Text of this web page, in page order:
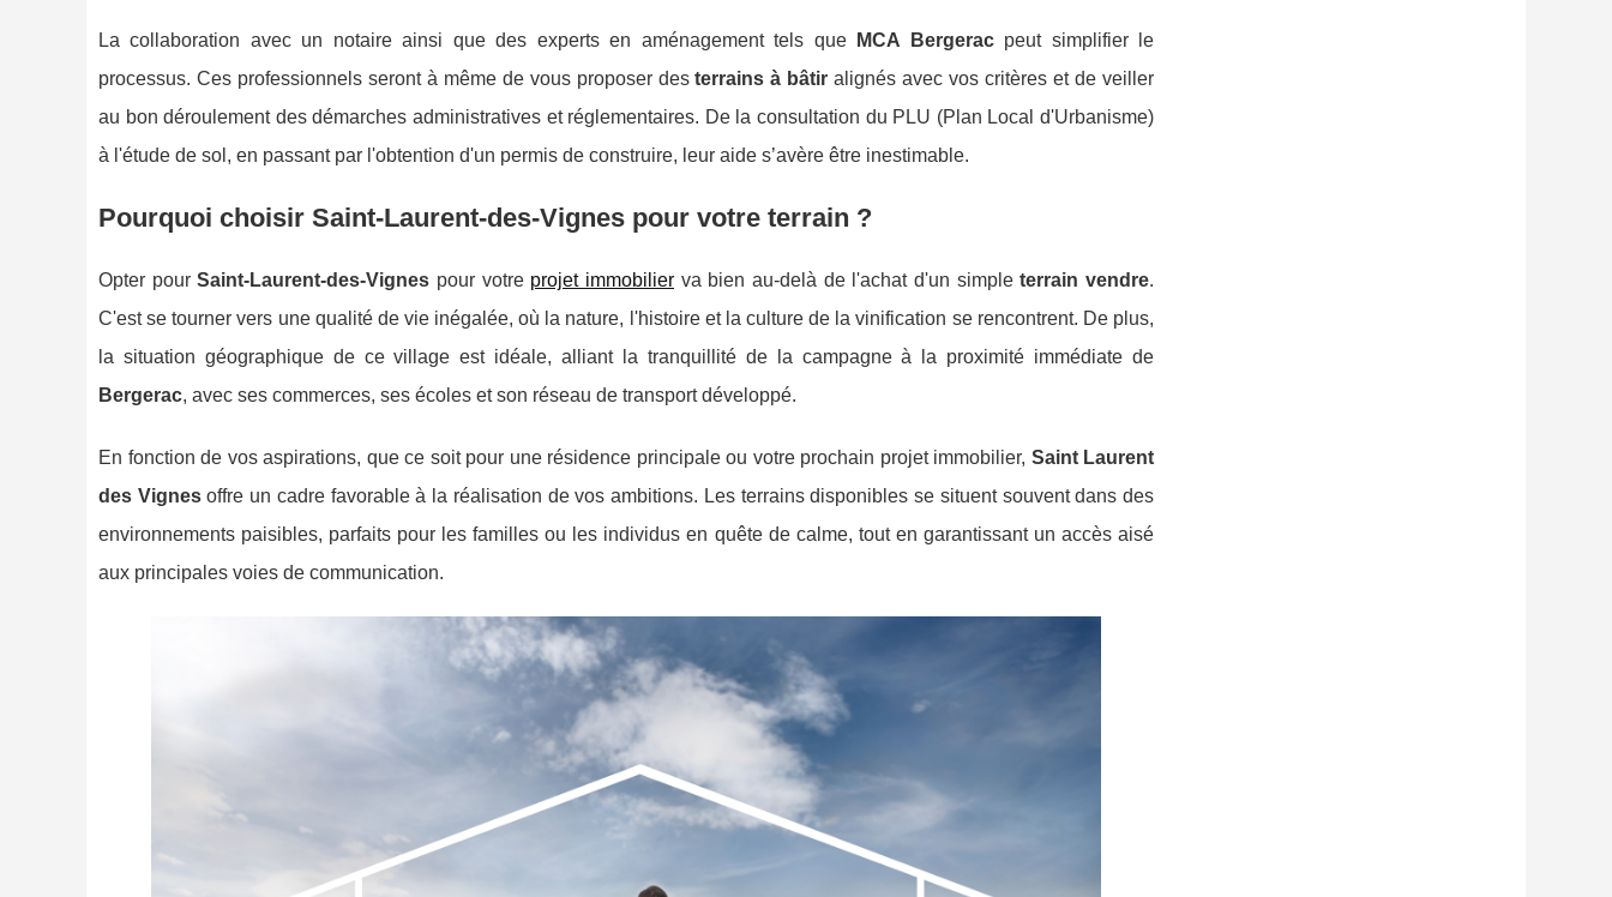
La collaboration avec un notaire ainsi que des experts en aménagement tels que MCA Bergeracpeut simplifier le
processus. Ces professionnels seront à même de vous proposer desterrains à bâtir alignés avec vos critères et de veiller
au bon déroulement des démarches administratives et réglementaires. De la consultation du PLU (Plan Local d'Urbanisme)
à l'étude de sol, en passant par l'obtention d'un permis de construire, leur aide s’avère être inestimable.
Pourquoi choisir Saint-Laurent-des-Vignes pour votre terrain ?
Opter pourSaint-Laurent-des-Vignes pour votre projet immobilier va bien au-delà de l'achat d'un simpleterrain vendre.
C'est se tourner vers une qualité de vie inégalée, où la nature, l'histoire et la culture de la vinification se rencontrent. De plus,
la situation géographique de ce village est idéale, alliant la tranquillité de la campagne à la proximité immédiate de
Bergerac, avec ses commerces, ses écoles et son réseau de transport développé.
En fonction de vos aspirations, que ce soit pour une résidence principale ou votre prochain projet immobilier, Saint Laurent
des Vignesoffre un cadre favorable à la réalisation de vos ambitions. Les terrains disponibles se situent souvent dans des
environnements paisibles, parfaits pour les familles ou les individus en quête de calme, tout en garantissant un accès aisé
aux principales voies de communication.